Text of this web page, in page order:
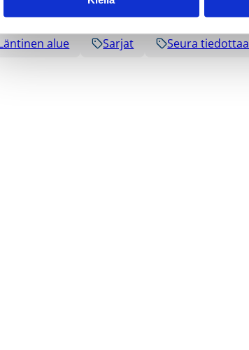
alue Sarjat Seura tiedottaa